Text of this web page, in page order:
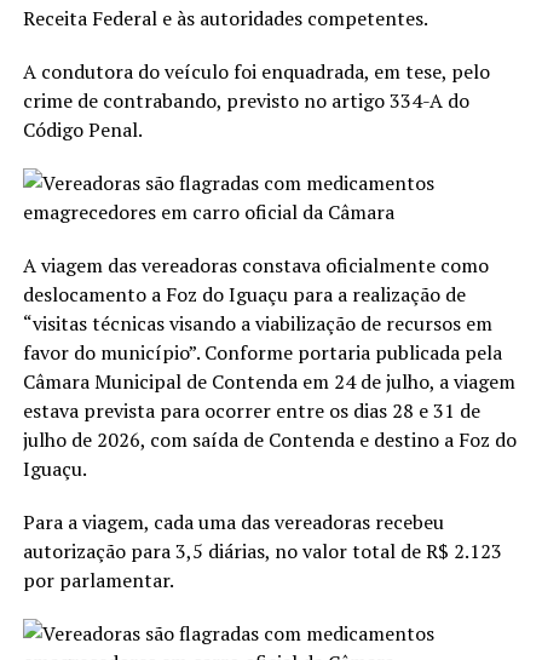
Receita Federal e às autoridades competentes.
A condutora do veículo foi enquadrada, em tese, pelo
crime de contrabando, previsto no artigo 334-A do
Código Penal.
A viagem das vereadoras constava oficialmente como
deslocamento a Foz do Iguaçu para a realização de
“visitas técnicas visando a viabilização de recursos em
favor do município”. Conforme portaria publicada pela
Câmara Municipal de Contenda em 24 de julho, a viagem
estava prevista para ocorrer entre os dias 28 e 31 de
julho de 2026, com saída de Contenda e destino a Foz do
Iguaçu.
Para a viagem, cada uma das vereadoras recebeu
autorização para 3,5 diárias, no valor total de R$ 2.123
por parlamentar.